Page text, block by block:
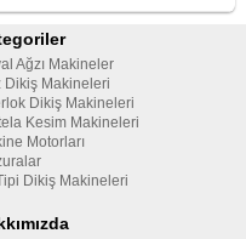
Ağzı Makineler
Dikiş Makineleri
Dikiş Makineleri
Kesim Makineleri
Motorları
Dikiş Makineleri